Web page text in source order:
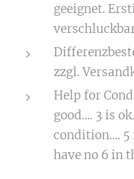
geeignet.
zzgl.
Help for
good.... 3 is
condition.... 5
have no 6 in